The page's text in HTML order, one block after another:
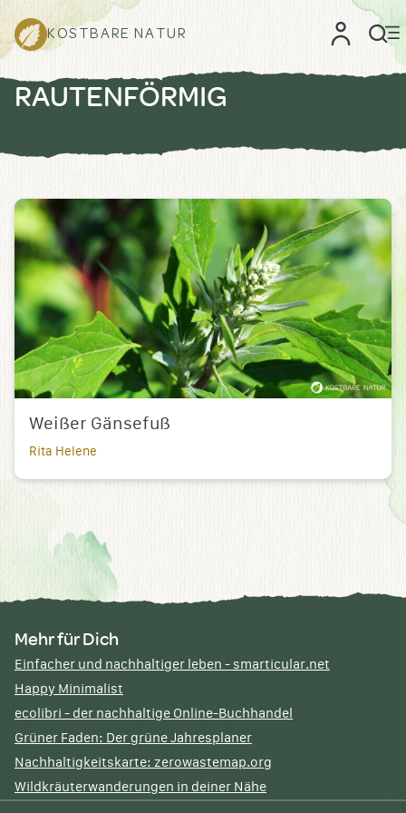
KOSTBARE NATUR
RAUTENFÖRMIG
Weißer Gänsefuß
Rita Helene
Mehr für Dich
Einfacher und nachhaltiger leben - smarticular.net
Happy Minimalist
ecolibri - der nachhaltige Online-Buchhandel
Grüner Faden: Der grüne Jahresplaner
Nachhaltigkeitskarte: zerowastemap.org
Wildkräuterwanderungen in deiner Nähe